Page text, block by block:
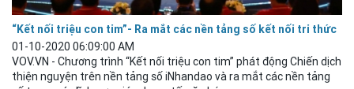
“Kết nối triệu con tim”- Ra mắt các nền tảng số kết nối tri thức
01-10-2020 06:09:00 AM
VOV.VN - Chương trình “Kết nối triệu con tim” phát động Chiến dịch
thiện nguyện trên nền tảng số iNhandao và ra mắt các nền tảng